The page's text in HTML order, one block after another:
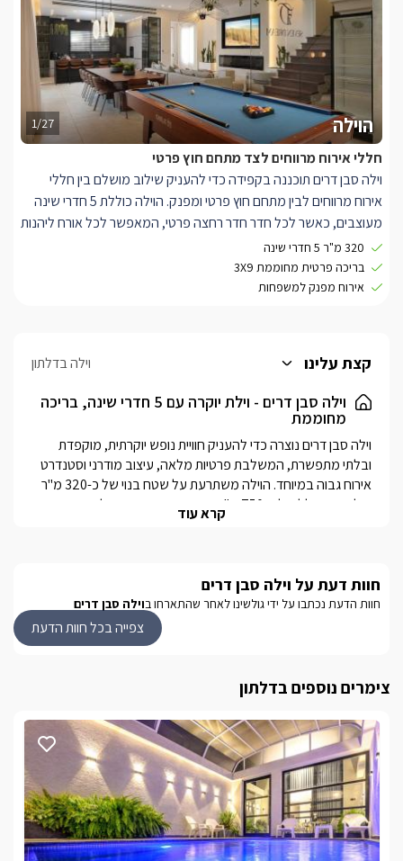
1/27 הוילה
חללי אירוח מרווחים לצד מתחם חוץ פרטי
וילה סבן דרים תוכננה בקפידה כדי להעניק שילוב מושלם בין חללי
אירוח מרווחים לבין מתחם חוץ פרטי ומפנק. הוילה כוללת 5 חדרי שינה
מעוצבים, כאשר לכל חדר חדר רחצה פרטי, המאפשר לכל אורח ליהנות
מנוחות ופרטיות מלאה לאורך כל החופשה.
במרכז הוילה נמצא חלל אירוח גדול ומואר הכולל סלון מפנק עם
נוסף, מטבח שירות ופינת אוכל, המשקיפה אל הנוף הפסטורלי של
הגליל.
מחוץ לוילה ממתין מתחם חוץ פרטי ומטופח, הכולל בריכת שחייה
מחוממת ומקורה, מטבח חוץ, עמדת BBQ, פינות ישיבה, מיטות שיזוף
וריהוט גן איכותי – כל מה שצריך כדי ליהנות מחופשה יוקרתית באווירה
פרטית ורגועה.
320 מ"ר 5 חדרי שינה
בריכה פרטית מחוממת 3X9
אירוח מפנק למשפחות
קצת עלינו וילה בדלתון
וילה סבן דרים - וילת יוקרה עם 5 חדרי שינה, בריכה
מחוממת
מכאן תוכלו ליהנות מקרבה ליקבים מובילים, מסעדות איכותיות,
מסלולי טיול בהר מירון ובנחל דישון, לצד שקט, פרטיות ואווירה
לנוחות הציבור הדתי.
חללי האירוח והחדרים
כוללת 5 חדרי שינה מרווחים, כאשר לכל חדר חדר רחצה פרטי,
טלוויזיה, ארונות אחסון ושידות לילה – לנוחות מרבית ולפרטיות
קרא עוד
חוות דעת על וילה סבן דרים
חוות הדעת נכתבו על ידי גולשינו לאחר שהתארחו בוילה סבן דרים
צפייה בכל חוות הדעת
צימרים נוספים בדלתון